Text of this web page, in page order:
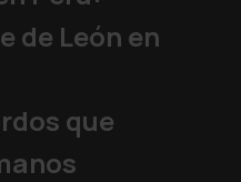
de León en
que